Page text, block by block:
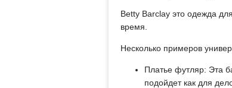
Betty Barclay это одежда
время.
Несколько примеров
Платье футляр: Эта
подойдет как для